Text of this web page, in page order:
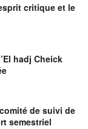
critique et le
hadj Cheick
de suivi de
semestriel